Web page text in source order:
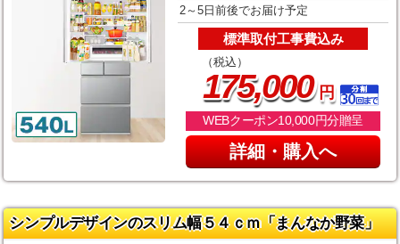
2～5日前後でお届け予定
標準取付工事費込み
（税込）
175,000円
WEBクーポン10,000円分贈呈
詳細・購入へ
シンプルデザインのスリム幅５４ｃｍ「まんなか野菜」